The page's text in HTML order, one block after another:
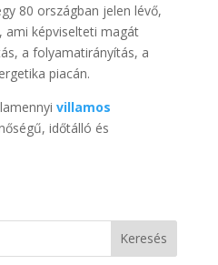
80 országban jelen lévő,
ami képviselteti magát
a folyamatirányítás, a
piacán.
villamos
időtálló és